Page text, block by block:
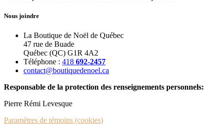
Nous joindre
La Boutique de Noël de Québec
47 rue de Buade
Québec (QC) G1R 4A2
Téléphone : 418 692-2457
contact@boutiquedenoel.ca
Responsable de la protection des renseignements personnels:
Pierre Rémi Levesque
Paramètres de témoins (cookies)